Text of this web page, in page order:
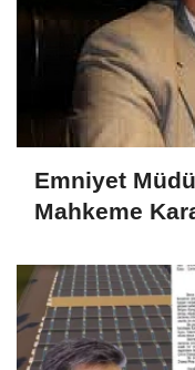
Emniyet
Mahkeme